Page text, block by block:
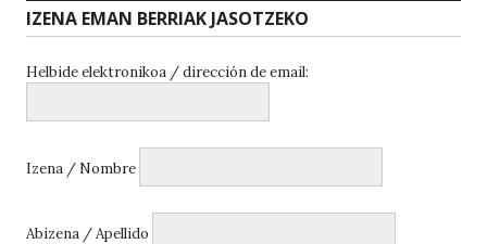
IZENA EMAN BERRIAK JASOTZEKO
Helbide elektronikoa / dirección de email:
Izena / Nombre
Abizena / Apellido